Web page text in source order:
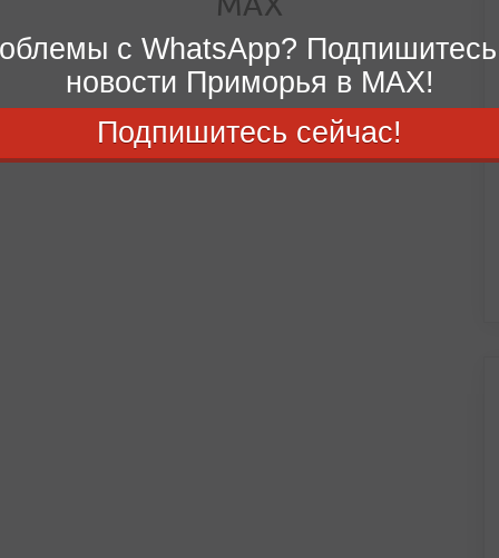
с WhatsApp?
новости Приморья в MAX!
Подпишитесь сейчас!